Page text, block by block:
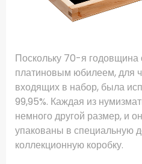
Поскольку 70-я годовщина
платиновым юбилеем, для
входящих в набор, была
99,95%. Каждая из
немного другой размер, и
упакованы в специальную
коллекционную коробку.